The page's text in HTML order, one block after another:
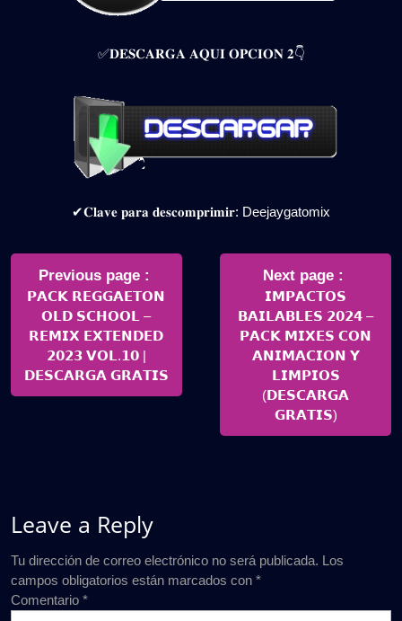
✅𝐃𝐄𝐒𝐂𝐀𝐑𝐆𝐀 𝐀𝐐𝐔𝐈 𝐎𝐏𝐂𝐈𝐎𝐍 𝟐👇
✔𝐂𝐥𝐚𝐯𝐞 𝐩𝐚𝐫𝐚 𝐝𝐞𝐬𝐜𝐨𝐦𝐩𝐫𝐢𝐦𝐢𝐫: Deejaygatomix
Navegación
entradas
Previous page
Posts
𝗣𝗔𝗖𝗞 𝗥𝗘𝗚𝗚𝗔𝗘𝗧𝗢𝗡
𝗢𝗟𝗗 𝗦𝗖𝗛𝗢𝗢𝗟 –
𝗥𝗘𝗠𝗜𝗫 𝗘𝗫𝗧𝗘𝗡𝗗𝗘𝗗
𝟮𝟬𝟮𝟯 𝗩𝗢𝗟.𝟭𝟬 |
𝗗𝗘𝗦𝗖𝗔𝗥𝗚𝗔 𝗚𝗥𝗔𝗧𝗜𝗦
Next page
𝗜𝗠𝗣𝗔𝗖𝗧𝗢𝗦
𝗕𝗔𝗜𝗟𝗔𝗕𝗟𝗘𝗦 𝟮𝟬𝟮𝟰 –
𝗣𝗔𝗖𝗞 𝗠𝗜𝗫𝗘𝗦 𝗖𝗢𝗡
𝗔𝗡𝗜𝗠𝗔𝗖𝗜𝗢𝗡 𝗬
𝗟𝗜𝗠𝗣𝗜𝗢𝗦
(𝗗𝗘𝗦𝗖𝗔𝗥𝗚𝗔
𝗚𝗥𝗔𝗧𝗜𝗦)
Leave a Reply
Tu dirección de correo electrónico no será publicada. Los
campos obligatorios están marcados con *
Comentario *